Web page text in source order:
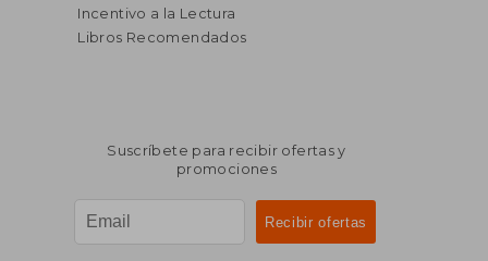
Incentivo a la Lectura
Libros Recomendados
Suscríbete para recibir ofertas y
promociones